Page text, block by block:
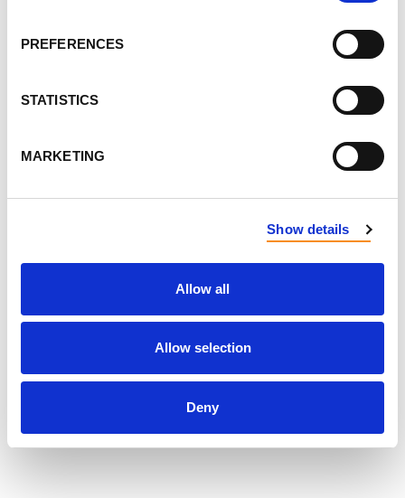
PREFERENCES
STATISTICS
MARKETING
Show details
Allow all
Allow selection
Deny
PRÉNOM